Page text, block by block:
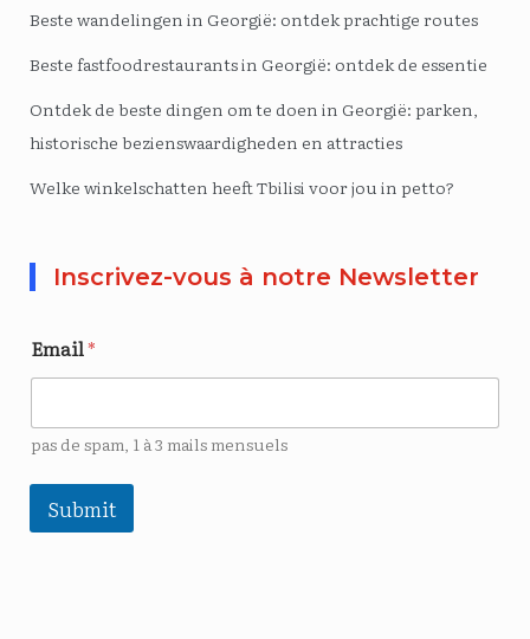
Beste wandelingen in Georgië: ontdek prachtige routes
Beste fastfoodrestaurants in Georgië: ontdek de essentie
Ontdek de beste dingen om te doen in Georgië: parken,
historische bezienswaardigheden en attracties
Welke winkelschatten heeft Tbilisi voor jou in petto?
Inscrivez-vous à notre Newsletter
Email*
pas de spam, 1 à 3 mails mensuels
Submit